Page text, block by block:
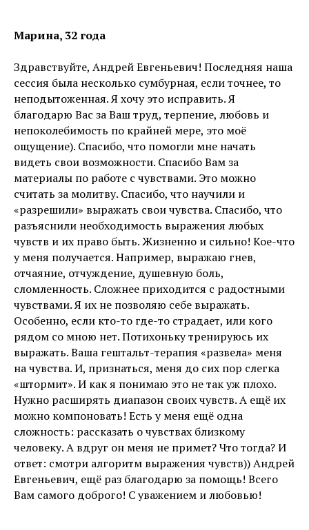
Марина, 32 года
Здравствуйте, Андрей Евгеньевич! Последняя наша
сессия была несколько сумбурная, если точнее, то
неподытоженная. Я хочу это исправить. Я
благодарю Вас за Ваш труд, терпение, любовь и
непоколебимость по крайней мере, это моё
ощущение). Спасибо, что помогли мне начать
видеть свои возможности. Спасибо Вам за
материалы по работе с чувствами. Это можно
считать за молитву. Спасибо, что научили и
«разрешили» выражать свои чувства. Спасибо, что
разъяснили необходимость выражения любых
чувств и их право быть. Жизненно и сильно! Кое-что
у меня получается. Например, выражаю гнев,
отчаяние, отчуждение, душевную боль,
сломленность. Сложнее приходится с радостными
чувствами. Я их не позволяю себе выражать.
Особенно, если кто-то где-то страдает, или кого
рядом со мною нет. Потихоньку тренируюсь их
выражать. Ваша гештальт-терапия «развела» меня
на чувства. И, признаться, меня до сих пор слегка
«штормит». И как я понимаю это не так уж плохо.
Нужно расширять диапазон своих чувств. А ещё их
можно компоновать! Есть у меня ещё одна
сложность: рассказать о чувствах близкому
человеку. А вдруг он меня не примет? Что тогда? И
ответ: смотри алгоритм выражения чувств)) Андрей
Евгеньевич, ещё раз благодарю за помощь! Всего
Вам самого доброго! С уважением и любовью!